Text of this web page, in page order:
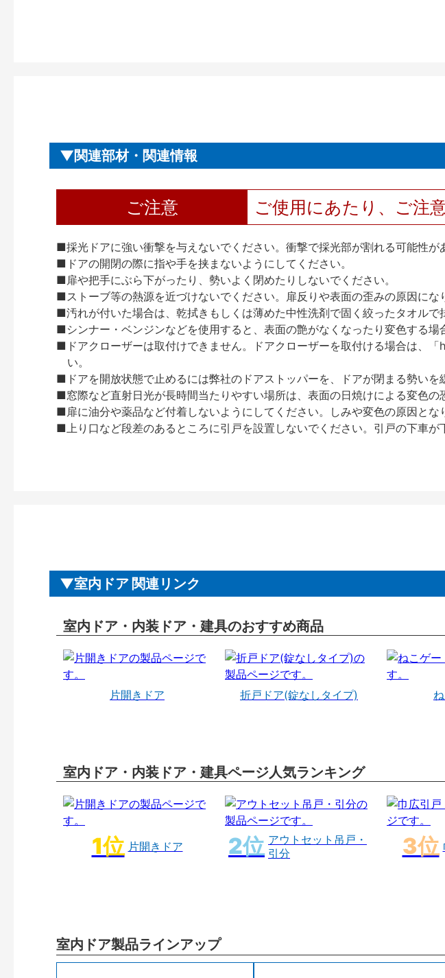
関連部材・関連情報
ご注意 ご使用にあたり、ご注
■採光ドアに強い衝撃を与えないでください。衝撃で採光部が割れる可能性が
■ドアの開閉の際に指や手を挟まないようにしてください。
■扉や把手にぶら下がったり、勢いよく閉めたりしないでください。
■ストーブ等の熱源を近づけないでください。扉反りや表面の歪みの原因にな
■汚れが付いた場合は、乾拭きもしくは薄めた中性洗剤で固く絞ったタオルで
■シンナー・ベンジンなどを使用すると、表面の艶がなくなったり変色する場
■ドアクローザーは取付けできません。ドアクローザーを取付ける場合は、
い。
■ドアを開放状態で止めるには弊社のドアストッパーを、ドアが閉まる勢いを
■窓際など直射日光が長時間当たりやすい場所は、表面の日焼けによる変色
■扉に油分や薬品など付着しないようにしてください。しみや変色の原因とな
■上り口など段差のあるところに引戸を設置しないでください。引戸の下車が
室内ドア 関連リンク
室内ドア・内装ドア・建具のおすすめ商品
片開きドア 折戸ドア(錠なしタイプ)
室内ドア・内装ドア・建具ページ人気ランキング
片開きドア
アウトセット吊戸・
引分
室内ドア製品ラインアップ